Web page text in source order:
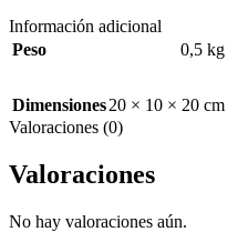
Información adicional
Peso
0,5 kg
Dimensiones20 × 10 × 20 cm
Valoraciones (0)
Valoraciones
No hay valoraciones aún.